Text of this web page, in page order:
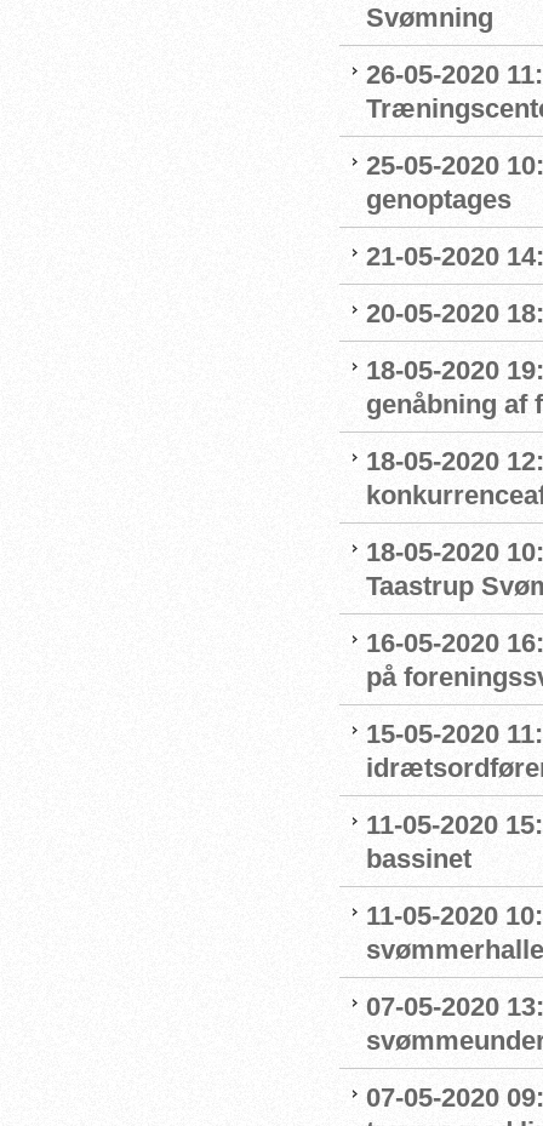
Svømning
26-05-2020
25-05-2020
genoptages
21-05-2020
20-05-2020
18-05-2020
genåbning af
18-05-2020
18-05-2020
Taastrup
16-05-2020
på
15-05-2020
11-05-2020
bassinet
11-05-2020
07-05-2020
07-05-2020